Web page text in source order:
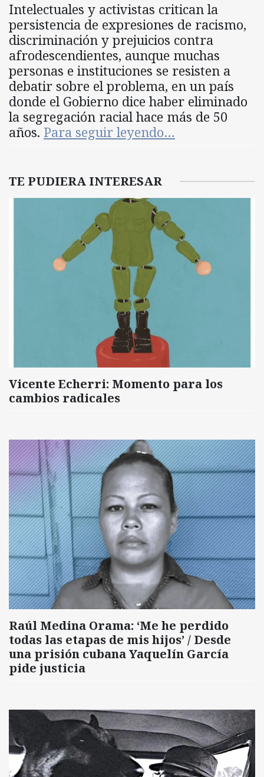
Intelectuales y activistas critican la
persistencia de expresiones de racismo,
discriminación y prejuicios contra
afrodescendientes, aunque muchas
personas e instituciones se resisten a
debatir sobre el problema, en un país
donde el Gobierno dice haber eliminado
la segregación racial hace más de 50
años. Para seguir leyendo…
TE PUDIERA INTERESAR
Vicente Echerri: Momento para los
cambios radicales
Raúl Medina Orama: ‘Me he perdido
todas las etapas de mis hijos’ / Desde
una prisión cubana Yaquelín García
pide justicia